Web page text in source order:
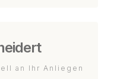
an Ihr Anliegen